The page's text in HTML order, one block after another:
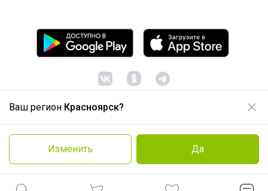
Ваш регион Красноярск?
Изменить Да
© ООО "Лявита", ОГРН 1122468054070, 2012 -2026
Политика конфиденциальности
Cоглашение пользователя